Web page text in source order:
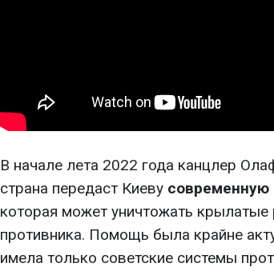
В начале лета 2022 года канцлер
страна передаст Киеву современную
которая может уничтожать
противника. Помощь была крайне
имела только советские системы